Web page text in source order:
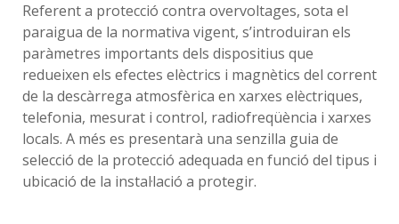
Referent a protecció contra overvoltages, sota el
paraigua de la normativa vigent, s’introduiran els
paràmetres importants dels dispositius que
redueixen els efectes elèctrics i magnètics del corrent
de la descàrrega atmosfèrica en xarxes elèctriques,
telefonia, mesurat i control, radiofreqüència i xarxes
locals. A més es presentarà una senzilla guia de
selecció de la protecció adequada en funció del tipus i
ubicació de la instal·lació a protegir.